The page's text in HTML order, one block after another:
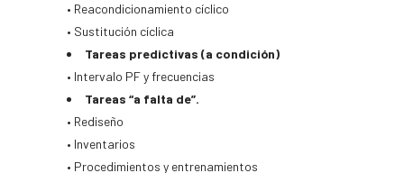
• Reacondicionamiento cíclico
• Sustitución cíclica
Tareas predictivas (a condición)
• Intervalo PF y frecuencias
Tareas “a falta de”.
• Rediseño
• Inventarios
• Procedimientos y entrenamientos